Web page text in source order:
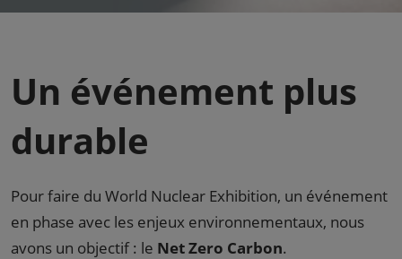
Un événement plus
durable
Pour faire du World Nuclear Exhibition, un événement
en phase avec les enjeux environnementaux, nous
avons un objectif : le Net Zero Carbon.